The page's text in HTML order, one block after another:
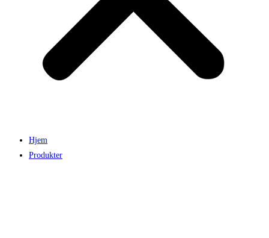
Hjem
Produkter